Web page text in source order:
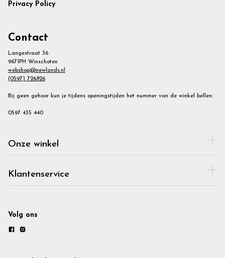
Privacy Policy
Contact
Langestraat 36
9671PH Winschoten
webshop@newlands.nl
(0597) 726826
Bij geen gehoor kun je tijdens openingstijden het nummer van de winkel bellen:
0597 435 440
Onze winkel
Klantenservice
Volg ons